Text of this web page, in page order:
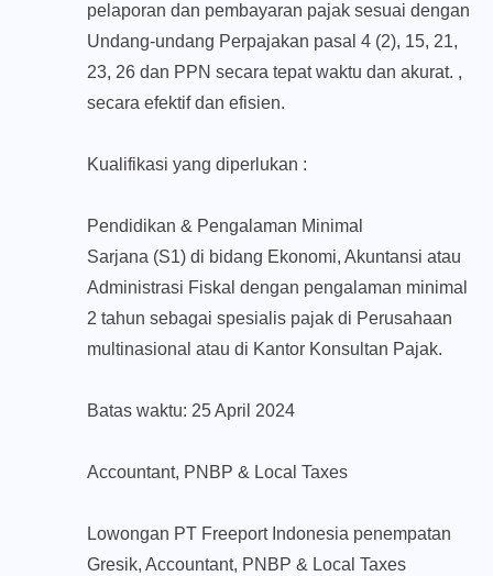
pelaporan dan pembayaran pajak sesuai dengan
Undang-undang Perpajakan pasal 4 (2), 15, 21,
23, 26 dan PPN secara tepat waktu dan akurat. ,
secara efektif dan efisien.
Kualifikasi yang diperlukan :
Pendidikan & Pengalaman Minimal
Sarjana (S1) di bidang Ekonomi, Akuntansi atau
Administrasi Fiskal dengan pengalaman minimal
2 tahun sebagai spesialis pajak di Perusahaan
multinasional atau di Kantor Konsultan Pajak.
Batas waktu: 25 April 2024
Accountant, PNBP & Local Taxes
Lowongan PT Freeport Indonesia penempatan
Gresik, Accountant, PNBP & Local Taxes